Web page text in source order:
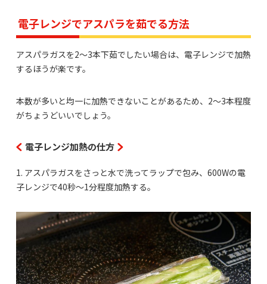
電子レンジでアスパラを茹でる方法
アスパラガスを2～3本下茹でしたい場合は、電子レンジで加熱
するほうが楽です。
本数が多いと均一に加熱できないことがあるため、2～3本程度
がちょうどいいでしょう。
電子レンジ加熱の仕方
1. アスパラガスをさっと水で洗ってラップで包み、600Wの電
子レンジで40秒～1分程度加熱する。